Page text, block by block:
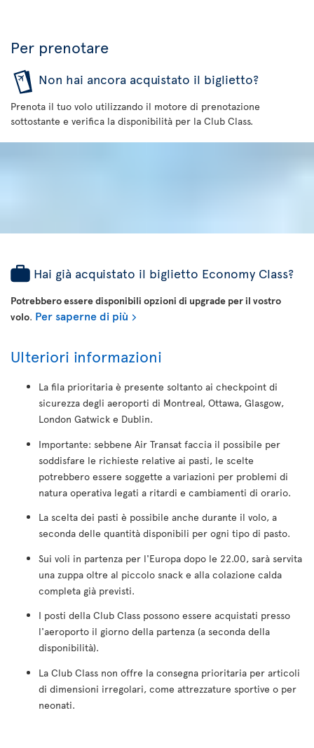
Per prenotare
Non hai ancora acquistato il biglietto?
Prenota il tuo volo utilizzando il motore di prenotazione
sottostante e verifica la disponibilità per la Club Class.
Hai già acquistato il biglietto Economy Class?
Potrebbero essere disponibili opzioni di upgrade per il vostro
volo. Per saperne di più
Ulteriori informazioni
La fila prioritaria è presente soltanto ai checkpoint di
sicurezza degli aeroporti di Montreal, Ottawa, Glasgow,
London Gatwick e Dublin.
Importante: sebbene Air Transat faccia il possibile per
soddisfare le richieste relative ai pasti, le scelte
potrebbero essere soggette a variazioni per problemi di
natura operativa legati a ritardi e cambiamenti di orario.
La scelta dei pasti è possibile anche durante il volo, a
seconda delle quantità disponibili per ogni tipo di pasto.
Sui voli in partenza per l'Europa dopo le 22.00, sarà servita
una zuppa oltre al piccolo snack e alla colazione calda
completa già previsti.
I posti della Club Class possono essere acquistati presso
l'aeroporto il giorno della partenza (a seconda della
disponibilità).
La Club Class non offre la consegna prioritaria per articoli
di dimensioni irregolari, come attrezzature sportive o per
neonati.